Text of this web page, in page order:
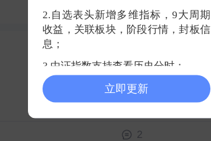
2
2
2.自选表头新增多维指标，9大周期
收益，关联板块，阶段行情，封板信
息；
3.中证指数支持查看历史分时；
立即更新